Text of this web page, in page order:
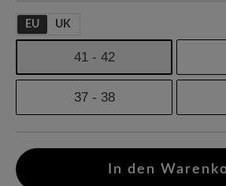
EU UK
41 - 42
37 - 38
In den